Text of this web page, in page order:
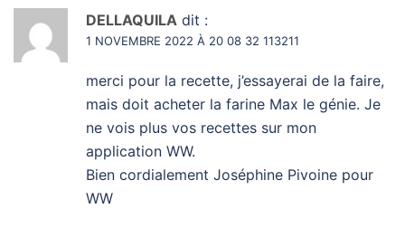
DELLAQUILA dit :
1 NOVEMBRE 2022 À 20 08 32 113211
merci pour la recette, j’essayerai de la faire,
mais doit acheter la farine Max le génie. Je
ne vois plus vos recettes sur mon
application WW.
Bien cordialement Joséphine Pivoine pour
WW